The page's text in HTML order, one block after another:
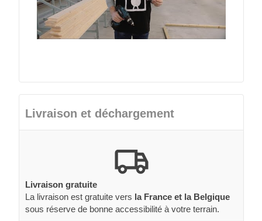
Livraison et déchargement
Livraison gratuite
La livraison est gratuite vers la France et la Belgique
sous réserve de bonne accessibilité à votre terrain.